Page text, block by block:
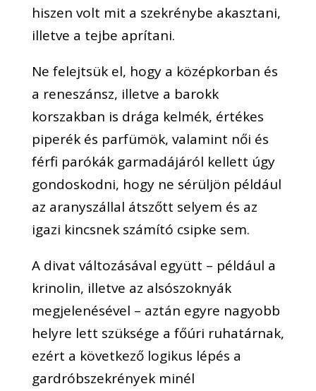
hiszen volt mit a szekrénybe akasztani,
illetve a tejbe aprítani.
Ne felejtsük el, hogy a középkorban és
a reneszánsz, illetve a barokk
korszakban is drága kelmék, értékes
piperék és parfümök, valamint női és
férfi parókák garmadájáról kellett úgy
gondoskodni, hogy ne sérüljön például
az aranyszállal átszőtt selyem és az
igazi kincsnek számító csipke sem.
A divat változásával együtt – például a
krinolin, illetve az alsószoknyák
megjelenésével – aztán egyre nagyobb
helyre lett szüksége a főúri ruhatárnak,
ezért a következő logikus lépés a
gardróbszekrények minél